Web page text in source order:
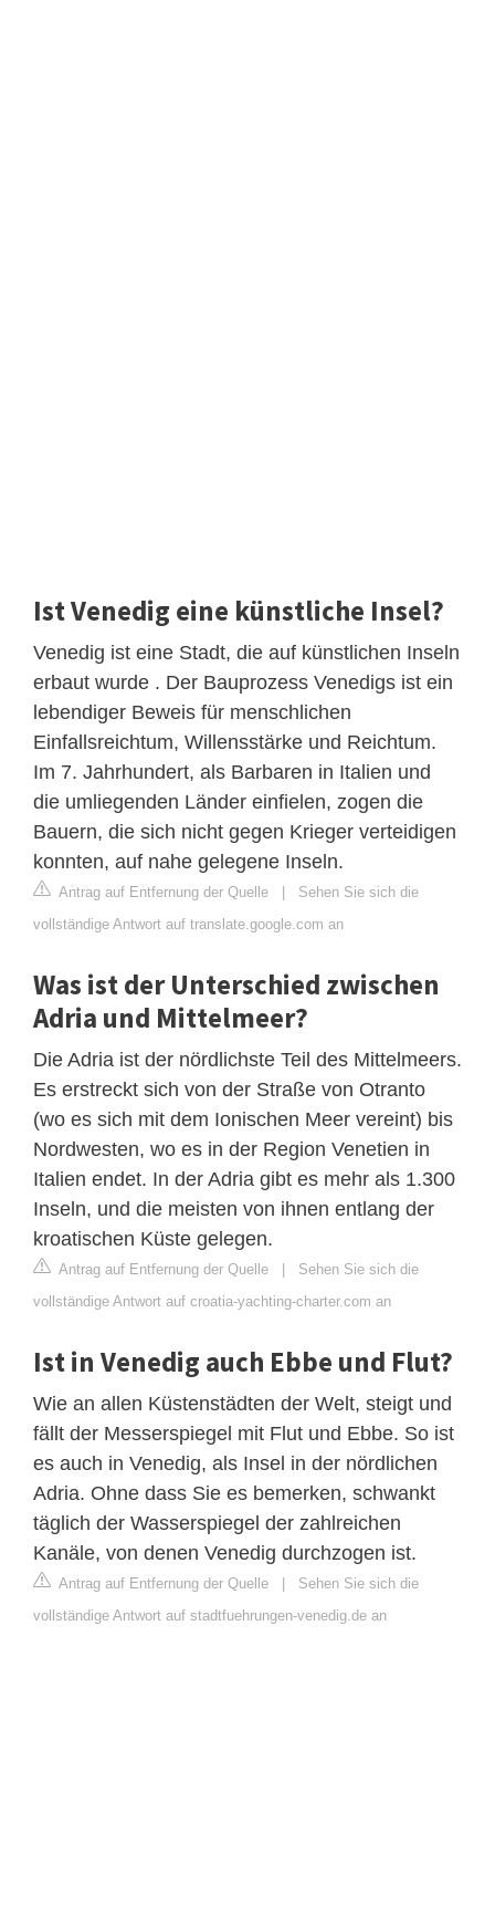
Ist Venedig eine künstliche Insel?
Venedig ist eine Stadt, die auf künstlichen Inseln
erbaut wurde . Der Bauprozess Venedigs ist ein
lebendiger Beweis für menschlichen
Einfallsreichtum, Willensstärke und Reichtum.
Im 7. Jahrhundert, als Barbaren in Italien und
die umliegenden Länder einfielen, zogen die
Bauern, die sich nicht gegen Krieger verteidigen
konnten, auf nahe gelegene Inseln.
Antrag auf Entfernung der Quelle | Sehen Sie sich die
vollständige Antwort auf translate.google.com an
Was ist der Unterschied zwischen
Adria und Mittelmeer?
Die Adria ist der nördlichste Teil des Mittelmeers.
Es erstreckt sich von der Straße von Otranto
(wo es sich mit dem Ionischen Meer vereint) bis
Nordwesten, wo es in der Region Venetien in
Italien endet. In der Adria gibt es mehr als 1.300
Inseln, und die meisten von ihnen entlang der
kroatischen Küste gelegen.
Antrag auf Entfernung der Quelle | Sehen Sie sich die
vollständige Antwort auf croatia-yachting-charter.com an
Ist in Venedig auch Ebbe und Flut?
Wie an allen Küstenstädten der Welt, steigt und
fällt der Messerspiegel mit Flut und Ebbe. So ist
es auch in Venedig, als Insel in der nördlichen
Adria. Ohne dass Sie es bemerken, schwankt
täglich der Wasserspiegel der zahlreichen
Kanäle, von denen Venedig durchzogen ist.
Antrag auf Entfernung der Quelle | Sehen Sie sich die
vollständige Antwort auf stadtfuehrungen-venedig.de an